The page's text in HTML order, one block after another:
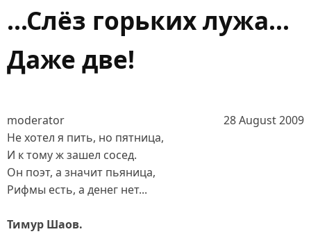
...Слёз горьких лужа...
Даже две!
moderator
28 August 2009
Не хотел я пить, но пятница,
И к тому ж зашел сосед.
Он поэт, а значит пьяница,
Рифмы есть, а денег нет...
Тимур Шаов.